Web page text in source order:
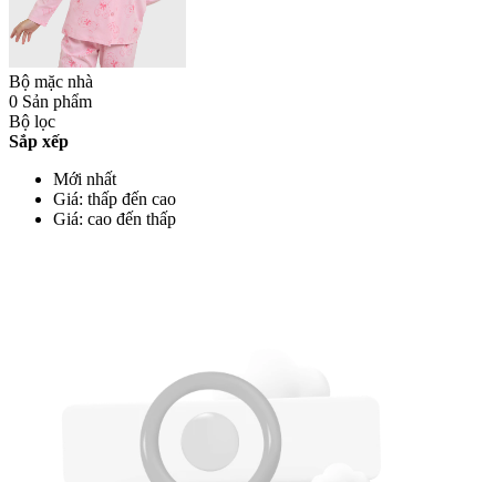
Bộ mặc nhà
0 Sản phẩm
Bộ lọc
Sắp xếp
Mới nhất
Giá: thấp đến cao
Giá: cao đến thấp